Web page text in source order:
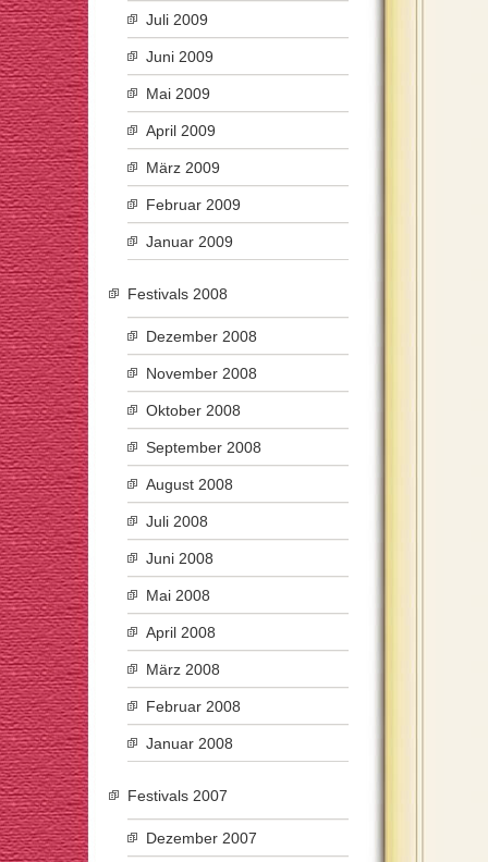
Juli 2009
Juni 2009
Mai 2009
April 2009
März 2009
Februar 2009
Januar 2009
Festivals 2008
Dezember 2008
November 2008
Oktober 2008
September 2008
August 2008
Juli 2008
Juni 2008
Mai 2008
April 2008
März 2008
Februar 2008
Januar 2008
Festivals 2007
Dezember 2007